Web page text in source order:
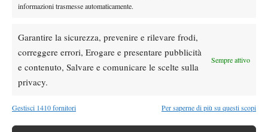
informazioni trasmesse automaticamente.
Garantire la sicurezza, prevenire e rilevare frodi,
correggere errori, Erogare e presentare pubblicità
e contenuto, Salvare e comunicare le scelte sulla
privacy.
Sempre attivo
Gestisci 1410 fornitori Per saperne di più su questi scopi
Masters 1000 Cincinnati 2026: a che ora e
dove vedere il sorteggio del tabellone
giocherà lo US Open, forse non lo vedremo
più nel 2026”